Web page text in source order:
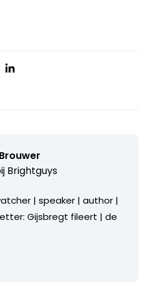
Brightguys
| speaker | author |
Gijsbregt fileert | de